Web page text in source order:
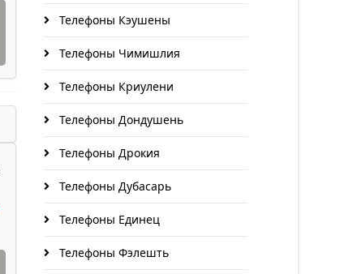
Телефоны Кэушены
Телефоны Чимишлия
Телефоны Криулени
Телефоны Дондушень
Телефоны Дрокия
Телефоны Дубасарь
Телефоны Единец
Телефоны Фэлешть